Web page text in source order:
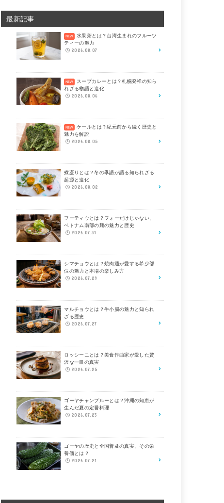
最新記事
水果茶とは？台湾生まれのフルーツ
ティーの魅力
2026.08.07
スープカレーとは？札幌発祥の知ら
れざる物語と進化
2026.08.06
ケールとは？紀元前から続く歴史と
魅力を解説
2026.08.05
煮凝りとは？冬の季語が語る知られざる
起源と進化
2026.08.02
フーティウとは？フォーだけじゃない、
ベトナム南部の麺の魅力と歴史
2026.07.31
シマチョウとは？焼肉通が愛する希少部
位の魅力と本場の楽しみ方
2026.07.29
マルチョウとは？牛小腸の魅力と知られ
ざる歴史
2026.07.27
ロッシーニとは？美食作曲家が愛した贅
沢な一皿の真実
2026.07.25
ゴーヤチャンプルーとは？沖縄の知恵が
生んだ夏の定番料理
2026.07.23
ゴーヤの歴史と全国普及の真実、その栄
養価とは？
2026.07.21